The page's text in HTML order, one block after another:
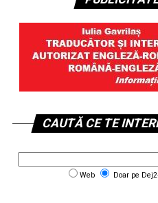
CAUTĂ CE TE
Web Doar pe